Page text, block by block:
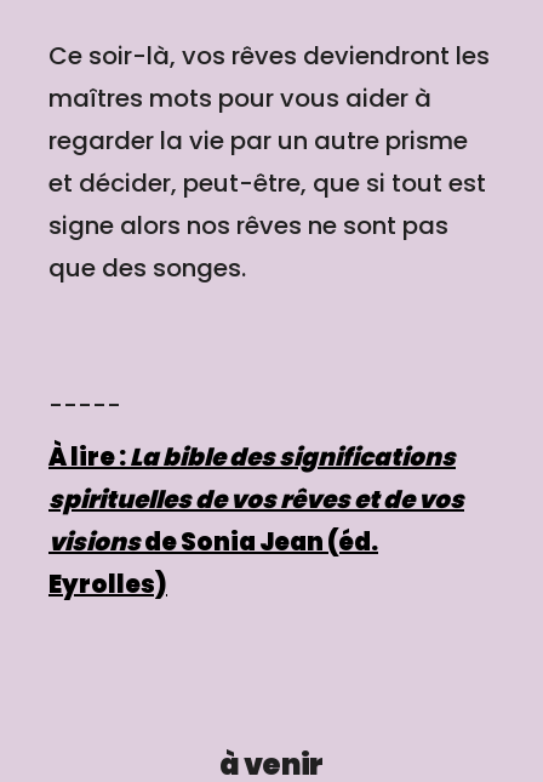
Ce soir-là, vos rêves deviendront les
maîtres mots pour vous aider à
regarder la vie par un autre prisme
et décider, peut-être, que si tout est
signe alors nos rêves ne sont pas
que des songes.
-----
À lire :La bible des significations
spirituelles de vos rêves et de vos
visionsde Sonia Jean (éd.
Eyrolles)
à venir